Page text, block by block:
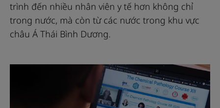
trình đến nhiều nhân viên y tế hơn không chỉ
trong nước, mà còn từ các nước trong khu vực
châu Á Thái Bình Dương.